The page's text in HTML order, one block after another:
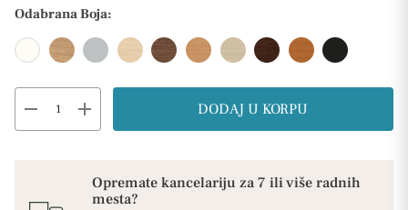
Odabrana Boja:
remove add DODAJ U KORPU
Opremate kancelariju za 7 ili više radnih
mesta?